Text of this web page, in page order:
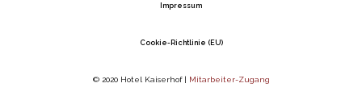
Impressum
Cookie-Richtlinie (EU)
© 2020 Hotel Kaiserhof | Mitarbeiter-Zugang